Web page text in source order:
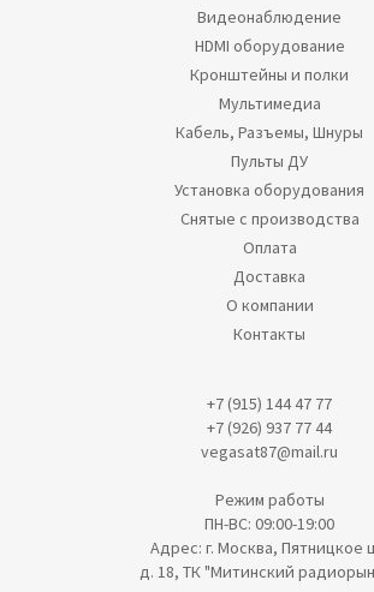
Видеонаблюдение
HDMI оборудование
Кронштейны и полки
Мультимедиа
Кабель, Разъемы, Шнуры
Пульты ДУ
Установка оборудования
Снятые с производства
Оплата
Доставка
О компании
Контакты
+7 (915) 144 47 77
+7 (926) 937 77 44
vegasat87@mail.ru
Режим работы
ПН-ВС: 09:00-19:00
Адрес: г. Москва, Пятницкое
д. 18, ТК "Митинский